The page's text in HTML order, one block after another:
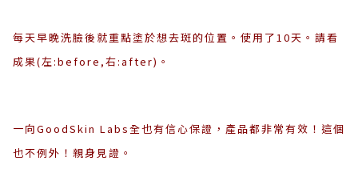
每天早晚洗臉後就重點塗於想去斑的位置。使用了10天。請看
成果(左:before,右:after) 。
一向GoodSkin Labs全也有信心保證，產品都非常有效！這個
也不例外！親身見證。